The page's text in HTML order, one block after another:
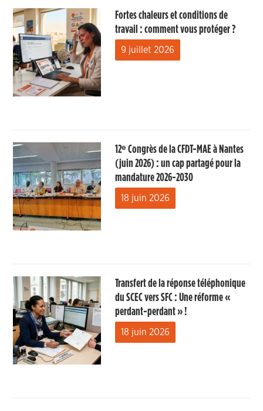
Fortes chaleurs et conditions de
travail : comment vous protéger ?
9 juillet 2026
12ᵉ Congrès de la CFDT-MAE à Nantes
(juin 2026) : un cap partagé pour la
mandature 2026-2030
18 juin 2026
Transfert de la réponse téléphonique
du SCEC vers SFC : Une réforme «
perdant-perdant » !
18 juin 2026